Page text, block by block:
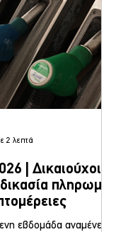
20 λε
| Δικαιούχοι,
πληρωμής
εβδομάδα αναμένεται
2 λεπτά